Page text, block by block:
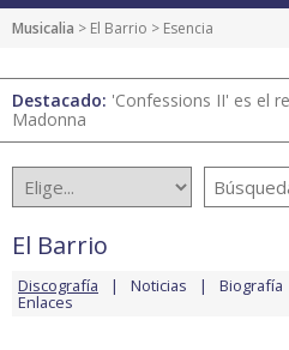
Musicalia > El Barrio > Esencia
Destacado: 'Confessions II' es el
Madonna
El Barrio
Discografía Noticias Biografía
Enlaces